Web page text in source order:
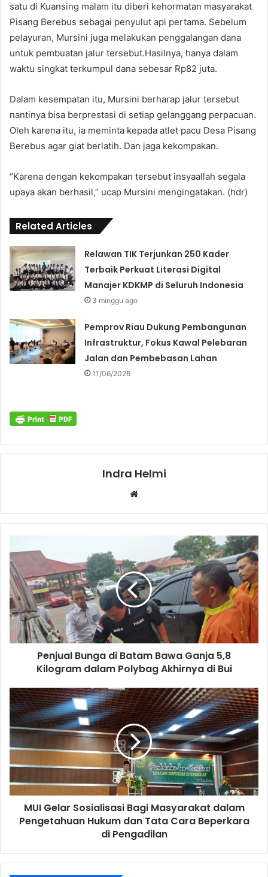
satu di Kuansing malam itu diberi kehormatan masyarakat
Pisang Berebus sebagai penyulut api pertama. Sebelum
pelayuran, Mursini juga melakukan penggalangan dana
untuk pembuatan jalur tersebut.Hasilnya, hanya dalam
waktu singkat terkumpul dana sebesar Rp82 juta.
Dalam kesempatan itu, Mursini berharap jalur tersebut
nantinya bisa berprestasi di setiap gelanggang perpacuan.
Oleh karena itu, ia meminta kepada atlet pacu Desa Pisang
Berebus agar giat berlatih. Dan jaga kekompakan.
“Karena dengan kekompakan tersebut insyaallah segala
upaya akan berhasil,” ucap Mursini mengingatakan. (hdr)
Related Articles
Relawan TIK Terjunkan 250 Kader
Terbaik Perkuat Literasi Digital
Manajer KDKMP di Seluruh Indonesia
3 minggu ago
Pemprov Riau Dukung Pembangunan
Infrastruktur, Fokus Kawal Pelebaran
Jalan dan Pembebasan Lahan
11/06/2026
Indra Helmi
Penjual Bunga di Batam Bawa Ganja 5,8
Kilogram dalam Polybag Akhirnya di Bui
MUI Gelar Sosialisasi Bagi Masyarakat dalam
Pengetahuan Hukum dan Tata Cara Beperkara
di Pengadilan